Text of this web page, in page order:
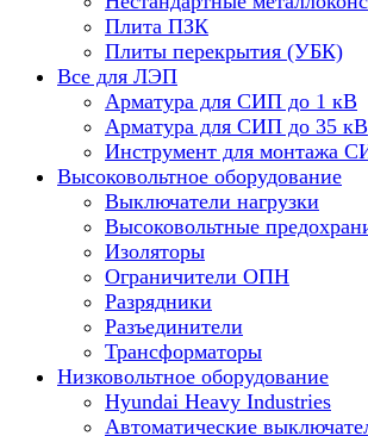
Плита ПЗК
Плиты перекрытия (УБК)
Все для ЛЭП
Арматура для СИП до 1 кВ
Арматура для СИП до 35 кВ
Инструмент для монтажа
Высоковольтное оборудование
Выключатели нагрузки
Высоковольтные
Изоляторы
Ограничители ОПН
Разрядники
Разъединители
Трансформаторы
Низковольтное оборудование
Hyundai Heavy Industries
Автоматические